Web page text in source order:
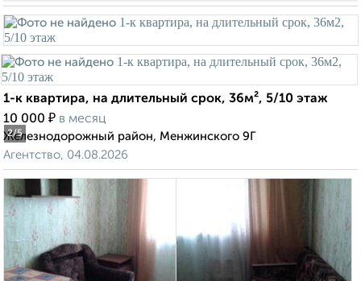
2/5
1-к квартира, на длительный срок, 36м², 5/10 этаж
10 000 ₽ в месяц
Железнодорожный район, Менжинского 9Г
Агентство, 04.08.2026